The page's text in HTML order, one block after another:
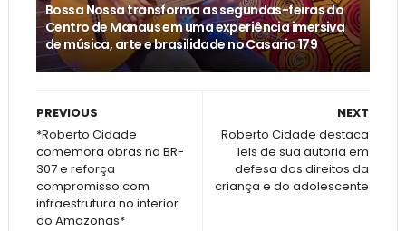
Bossa Nossa transforma as segundas-feiras do
Centro de Manaus em uma experiência imersiva
de música, arte e brasilidade no Casario 179
NEXT
Roberto Cidade destaca
leis de sua autoria em
defesa dos direitos da
criança e do adolescente
PREVIOUS
*Roberto Cidade
comemora obras na BR-
307 e reforça
compromisso com
infraestrutura no interior
do Amazonas*